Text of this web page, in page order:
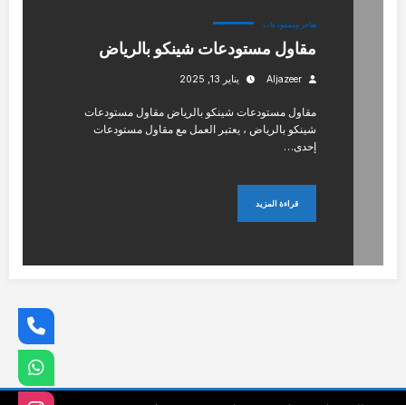
هناجر ومستودعات
مقاول مستودعات شينكو بالرياض
Aljazeer يناير 13, 2025
مقاول مستودعات شينكو بالرياض مقاول مستودعات
شينكو بالرياض ، يعتبر العمل مع مقاول مستودعات
إحدى…
قراءة المزيد